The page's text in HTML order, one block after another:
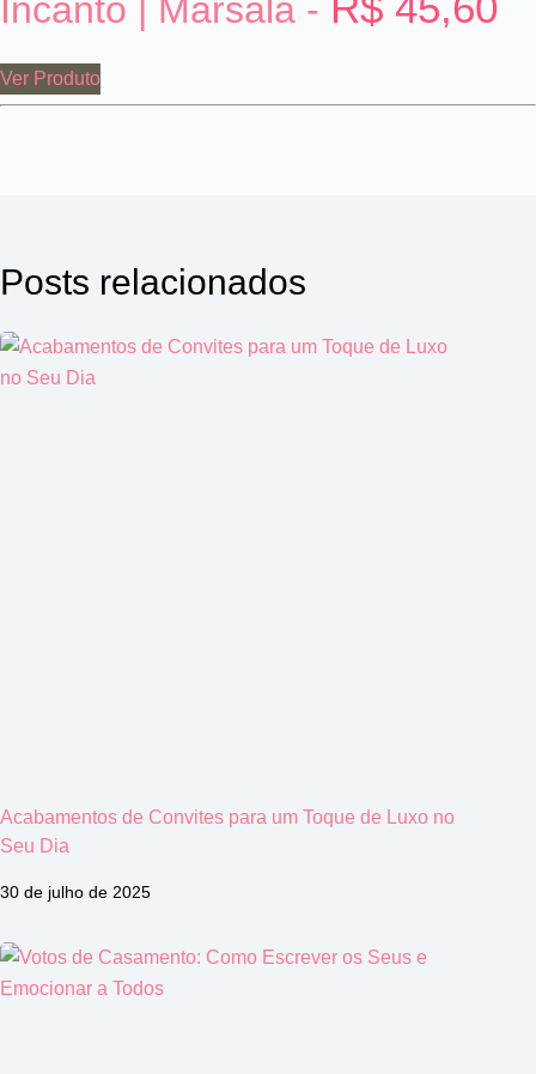
Incanto | Marsala -
Ver Produto
Posts relacionados
Acabamentos de Convites para um Toque de Luxo no
Seu Dia
30 de julho de 2025